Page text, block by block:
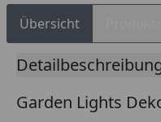
Übersicht
Garden Lights